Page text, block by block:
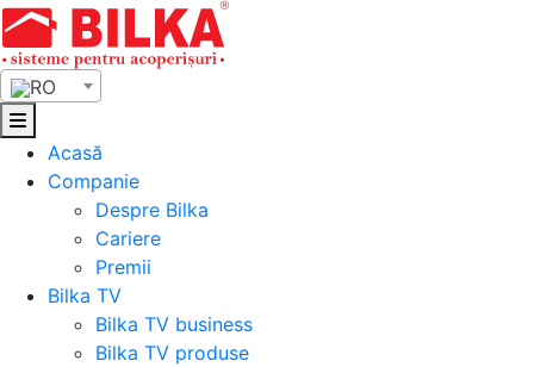
Skip
to
content
RO
Acasă
Companie
Despre Bilka
Cariere
Premii
Bilka TV
Bilka TV business
Bilka TV produse